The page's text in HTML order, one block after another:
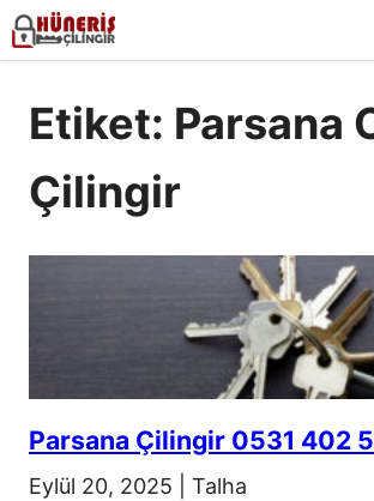
Etiket: Parsana
Çilingir
Parsana Çilingir 0531 402
Eylül 20, 2025 Talha